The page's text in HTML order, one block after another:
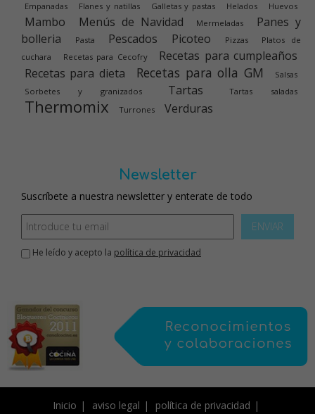
Empanadas Flanes y natillas Galletas y pastas Helados Huevos
Mambo Menús de Navidad Mermeladas
Panes y
bolleria
Pasta Pescados Picoteo Pizzas
Platos de
cuchara
Recetas para Cecofry
Recetas para cumpleaños
Recetas para dieta
Recetas para olla GM
Salsas
Sorbetes y granizados
Tartas Tartas saladas
Thermomix Turrones Verduras
Newsletter
Suscríbete a nuestra newsletter y enterate de todo
ENVIAR
He leído y acepto la política de privacidad
Inicio aviso legal
política de privacidad